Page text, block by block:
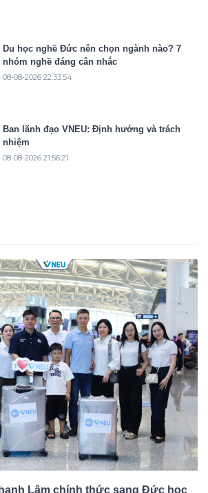
Du học nghề Đức nên chọn ngành nào? 7
nhóm nghề đáng cân nhắc
08-08-2026 22:33:54
Ban lãnh đạo VNEU: Định hướng và trách
nhiệm
08-08-2026 21:56:21
Lâm chính thức sang Đức học